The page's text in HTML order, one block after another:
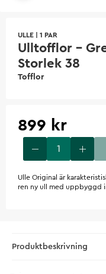
ULLE 1 PAR
Ulltofflor -
Storlek 38
Tofflor
899 kr
Ulle Original är
ren ny ull med uppbyggd
Produktbeskrivning